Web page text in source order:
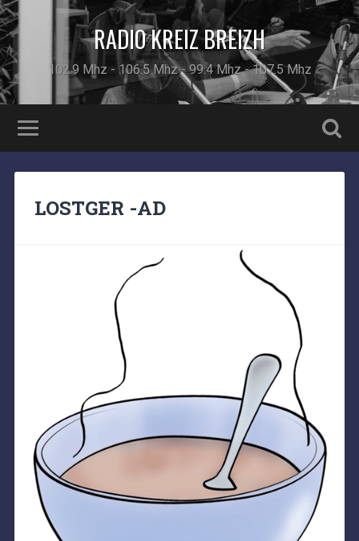
RADIO KREIZ BREIZH
102.9 Mhz - 106.5 Mhz - 99.4 Mhz - 107.5 Mhz
LOSTGER -AD